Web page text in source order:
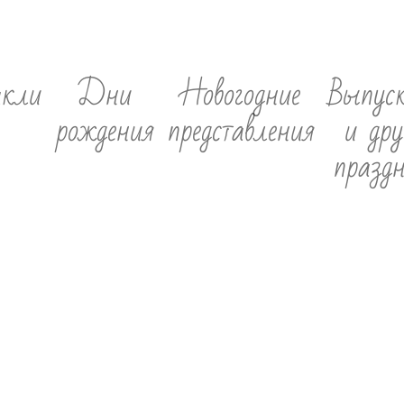
Дни
рождения
Новогодние
представления и